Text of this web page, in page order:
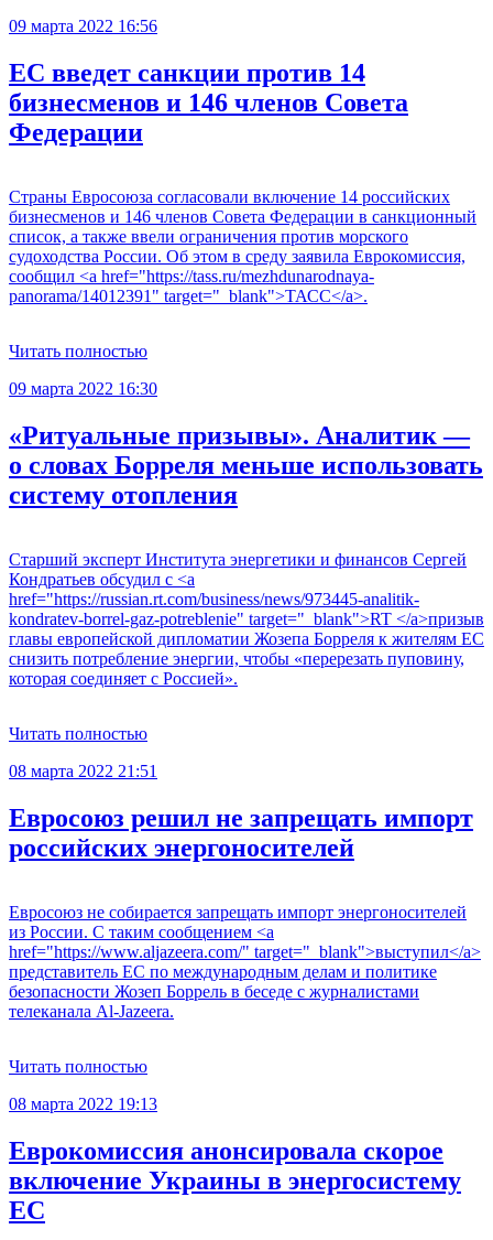
09 марта 2022 16:56
ЕС введет санкции против 14
бизнесменов и 146 членов Совета
Федерации
Страны Евросоюза согласовали включение 14 российских
бизнесменов и 146 членов Совета Федерации в санкционный
список, а также ввели ограничения против морского
судоходства России. Об этом в среду заявила Еврокомиссия,
сообщил <a href="https://tass.ru/mezhdunarodnaya-
panorama/14012391" target="_blank">ТАСС</a>.
Читать полностью
09 марта 2022 16:30
«Ритуальные призывы». Аналитик —
о словах Борреля меньше использовать
систему отопления
Старший эксперт Института энергетики и финансов Сергей
Кондратьев обсудил с <a
href="https://russian.rt.com/business/news/973445-analitik-
kondratev-borrel-gaz-potreblenie" target="_blank">RT </a>призыв
главы европейской дипломатии Жозепа Борреля к жителям ЕС
снизить потребление энергии, чтобы «перерезать пуповину,
которая соединяет с Россией».
Читать полностью
08 марта 2022 21:51
Евросоюз решил не запрещать импорт
российских энергоносителей
Евросоюз не собирается запрещать импорт энергоносителей
из России. С таким сообщением <a
href="https://www.aljazeera.com/" target="_blank">выступил</a>
представитель ЕС по международным делам и политике
безопасности Жозеп Боррель в беседе с журналистами
телеканала Al-Jazeera.
Читать полностью
08 марта 2022 19:13
Еврокомиссия анонсировала скорое
включение Украины в энергосистему
ЕС